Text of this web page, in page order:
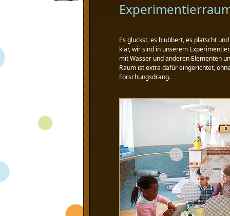
Es gluckst, es blubbert, es platscht
klar, wir sind in unserem
mit Wasser und anderen Elementen
Raum ist extra dafür eingerichtet,
Forschungsdrang.